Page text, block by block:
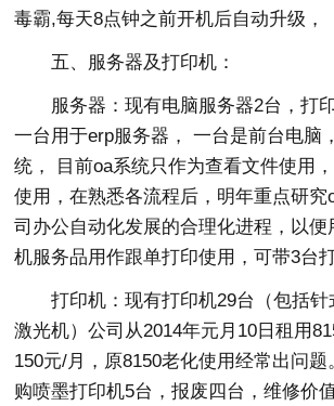
毒霸,每天8点钟之前开机后自动升级，
五、服务器及打印机：
服务器：现有电脑服务器2台，打
一台用于erp服务器， 一台是前台电脑
统， 目前oa系统只作为查看文件使用
使用，在熟悉各流程后，明年重点研究
司办公自动化发展的合理化进程，以便
机服务品用作跟单打印使用，可带3台打
打印机：现有打印机29台（包括针
激光机）公司从2014年元月10日租用
150元/月，原8150老化使用经常出问
购喷墨打印机5台，报废四台，维修价值